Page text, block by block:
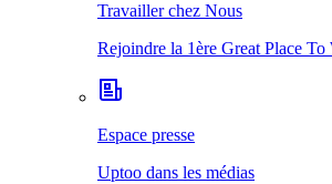
Travailler chez Nous
Rejoindre la 1ère Great Place
Espace presse
Uptoo dans les médias